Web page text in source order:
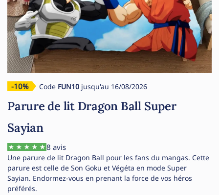
-10% Code FUN10 jusqu'au 16/08/2026
Parure de lit Dragon Ball Super
Sayian
8 avis
Une parure de lit Dragon Ball pour les fans du mangas. Cette
parure est celle de Son Goku et Végéta en mode Super
Sayian. Endormez-vous en prenant la force de vos héros
préférés.